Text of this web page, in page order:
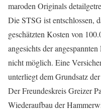
maroden Originals
Die STSG ist entschlossen,
geschätzten Kosten von
angesichts der
nicht möglich. Eine
unterliegt dem Grundsatz
Der Freundeskreis Greizer
Wiederaufbau der